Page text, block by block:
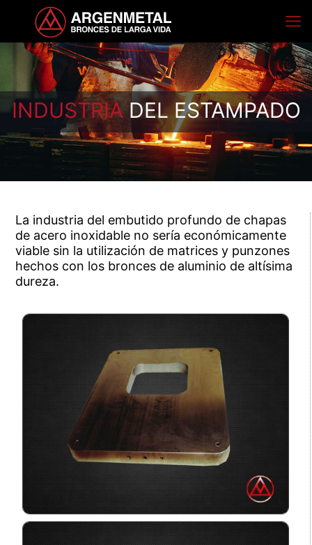
INDUSTRIA DEL ESTAMPADO
La industria del embutido profundo de chapas
de acero inoxidable no sería económicamente
viable sin la utilización de matrices y punzones
hechos con los bronces de aluminio de altísima
dureza.